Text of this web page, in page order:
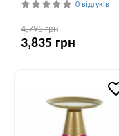
0 відгуків
4,795 грн
3,835 грн